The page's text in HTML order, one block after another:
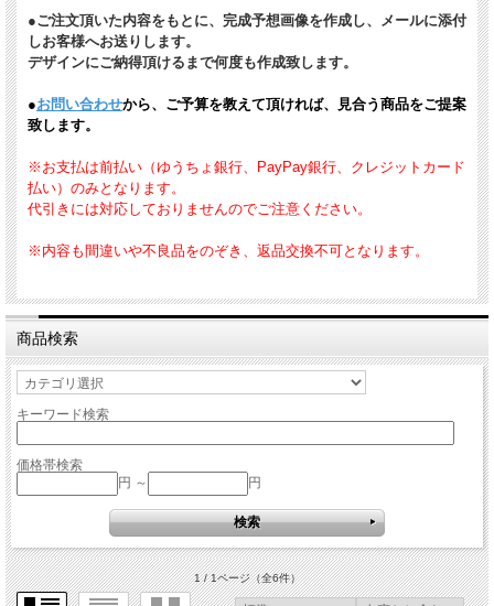
●ご注文頂いた内容をもとに、完成予想画像を作成し、メールに添付
しお客様へお送りします。
デザインにご納得頂けるまで何度も作成致します。
●お問い合わせから、ご予算を教えて頂ければ、見合う商品をご提案
致します。
※お支払は前払い（ゆうちょ銀行、PayPay銀行、クレジットカード
払い）のみとなります。
代引きには対応しておりませんのでご注意ください。
※内容も間違いや不良品をのぞき、返品交換不可となります。
商品検索
キーワード検索
価格帯検索
円 ～
円
1 / 1ページ（全6件）